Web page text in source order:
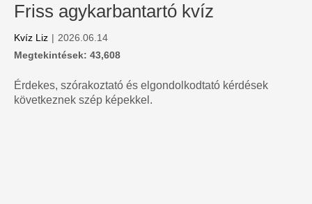
Friss agykarbantartó kvíz
Kvíz Liz | 2026.06.14
Megtekintések: 43,608
Érdekes, szórakoztató és elgondolkodtató kérdések
következnek szép képekkel.